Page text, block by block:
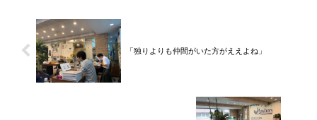
「独りよりも仲間がいた方がええよね」